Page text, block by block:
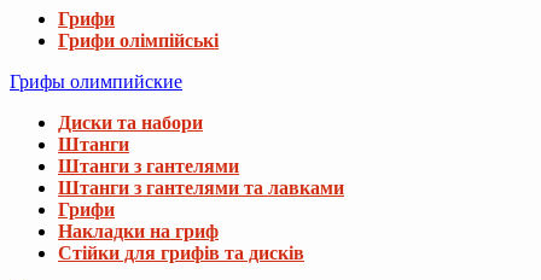
Грифи
Грифи олімпійські
Грифы олимпийские
Диски та набори
Штанги
Штанги з гантелями
Штанги з гантелями та лавками
Грифи
Накладки на гриф
Стійки для грифів та дисків